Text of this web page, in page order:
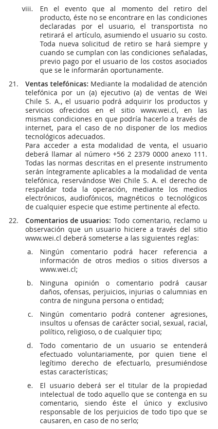
En el evento que al momento del retiro del
producto, éste no se encontrare en las condiciones
declaradas por el usuario, el transportista no
retirará el artículo, asumiendo el usuario su costo.
Toda nueva solicitud de retiro se hará siempre y
cuando se cumplan con las condiciones señaladas,
previo pago por el usuario de los costos asociados
que se le informarán oportunamente.
Ventas telefónicas: Mediante la modalidad de atención
telefónica por un (a) ejecutivo (a) de ventas de Wei
Chile S. A., el usuario podrá adquirir los productos y
servicios ofrecidos en el sitio www.wei.cl, en las
mismas condiciones en que podría hacerlo a través de
internet, para el caso de no disponer de los medios
tecnológicos adecuados.
Para acceder a esta modalidad de venta, el usuario
deberá llamar al número +56 2 2379 0000 anexo 111.
Todas las normas descritas en el presente instrumento
serán íntegramente aplicables a la modalidad de venta
telefónica, reservándose Wei Chile S. A. el derecho de
respaldar toda la operación, mediante los medios
electrónicos, audiofónicos, magnéticos o tecnológicos
de cualquier especie que estime pertinente al efecto.
Comentarios de usuarios: Todo comentario, reclamo u
observación que un usuario hiciere a través del sitio
www.wei.cl deberá someterse a las siguientes reglas:
Ningún comentario podrá hacer referencia a
información de otros medios o sitios diversos a
www.wei.cl;
Ninguna opinión o comentario podrá causar
daños, ofensas, perjuicios, injurias o calumnias en
contra de ninguna persona o entidad;
Ningún comentario podrá contener agresiones,
insultos u ofensas de carácter social, sexual, racial,
político, religioso, o de cualquier tipo;
Todo comentario de un usuario se entenderá
efectuado voluntariamente, por quien tiene el
legítimo derecho de efectuarlo, presumiéndose
estas características;
El usuario deberá ser el titular de la propiedad
intelectual de todo aquello que se contenga en su
comentario, siendo éste el único y exclusivo
responsable de los perjuicios de todo tipo que se
causaren, en caso de no serlo;